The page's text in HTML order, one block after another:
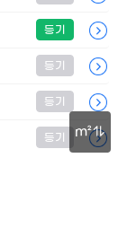
m²
등기
등기
등기
등기